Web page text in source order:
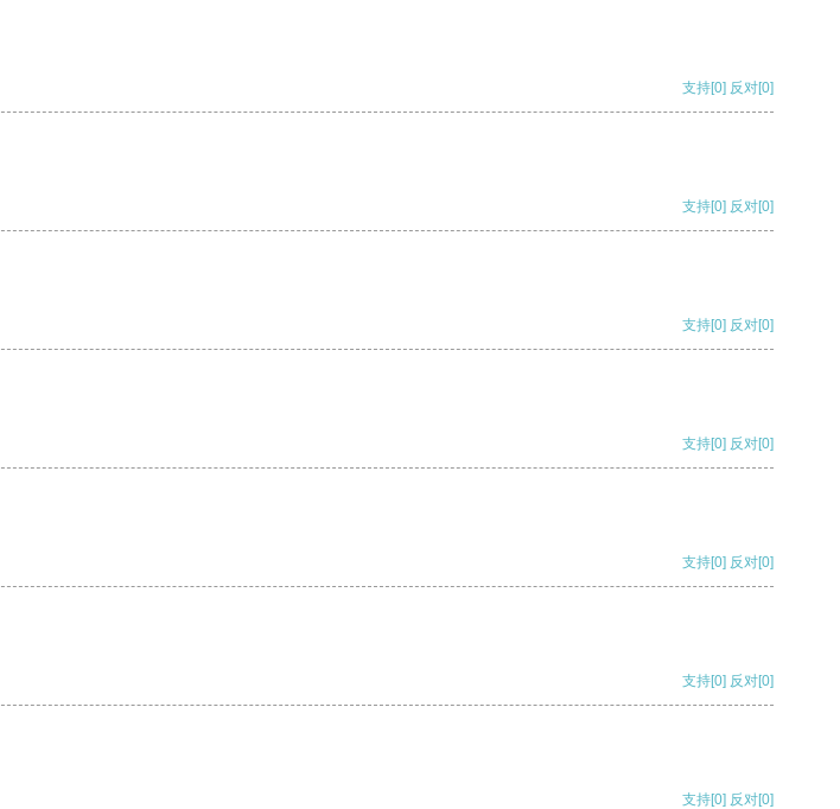
支持[0] 反对[0]
支持[0] 反对[0]
支持[0] 反对[0]
支持[0] 反对[0]
支持[0] 反对[0]
支持[0] 反对[0]
支持[0] 反对[0]